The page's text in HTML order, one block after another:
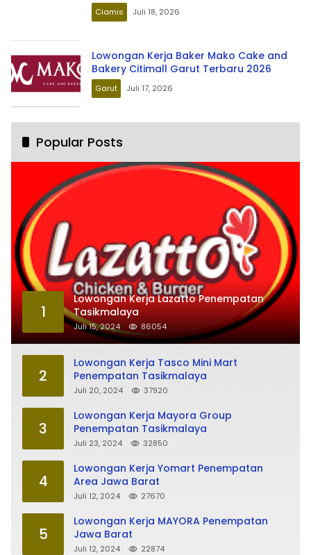
Ciamis Juli 18, 2026
Lowongan Kerja Baker Mako Cake and
Bakery Citimall Garut Terbaru 2026
Garut Juli 17, 2026
Popular Posts
1
Lowongan Kerja Lazatto Penempatan
Tasikmalaya
Juli 15, 2024 86054
2
Lowongan Kerja Tasco Mini Mart
Penempatan Tasikmalaya
Juli 20, 2024 37920
3
Lowongan Kerja Mayora Group
Penempatan Tasikmalaya
Juli 23, 2024 32850
4
Lowongan Kerja Yomart Penempatan
Area Jawa Barat
Juli 12, 2024 27670
5
Lowongan Kerja MAYORA Penempatan
Jawa Barat
Juli 12, 2024 22874